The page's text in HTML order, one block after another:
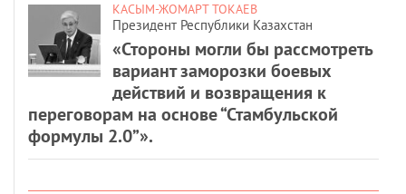
КАСЫМ-ЖОМАРТ ТОКАЕВ
Президент Республики Казахстан
«Стороны могли бы рассмотреть
вариант заморозки боевых
действий и возвращения к
переговорам на основе “Стамбульской
формулы 2.0”».